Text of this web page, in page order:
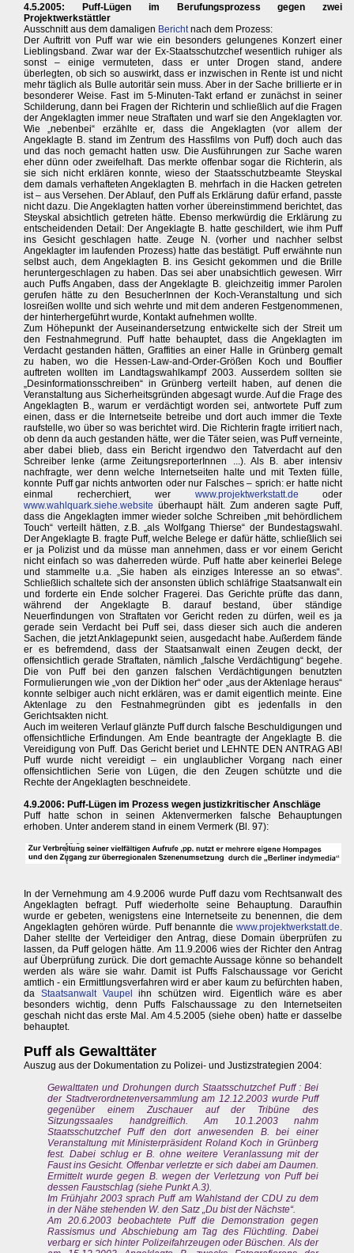
4.5.2005: Puff-Lügen im Berufungsprozess gegen zwei
Projektwerkstättler
Ausschnitt aus dem damaligen Berichtnach dem Prozess:
Der Auftritt von Puff war wie ein besonders gelungenes Konzert einer
Lieblingsband. Zwar war der Ex-Staatsschutzchef wesentlich ruhiger als
sonst – einige vermuteten, dass er unter Drogen stand, andere
überlegten, ob sich so auswirkt, dass er inzwischen in Rente ist und nicht
mehr täglich als Bulle autoritär sein muss. Aber in der Sache brillierte er in
besonderer Weise. Fast im 5-Minuten-Takt erfand er zunächst in seiner
Schilderung, dann bei Fragen der Richterin und schließlich auf die Fragen
der Angeklagten immer neue Straftaten und warf sie den Angeklagten vor.
Wie „nebenbei“ erzählte er, dass die Angeklagten (vor allem der
Angeklagte B. stand im Zentrum des Hassfilms von Puff) doch auch das
und das noch gemacht hatten usw. Die Ausführungen zur Sache waren
eher dünn oder zweifelhaft. Das merkte offenbar sogar die Richterin, als
sie sich nicht erklären konnte, wieso der Staatsschutzbeamte Steyskal
dem damals verhafteten Angeklagten B. mehrfach in die Hacken getreten
ist – aus Versehen. Der Ablauf, den Puff als Erklärung dafür erfand, passte
nicht dazu. Die Angeklagten hatten vorher übereinstimmend berichtet, das
Steyskal absichtlich getreten hätte. Ebenso merkwürdig die Erklärung zu
entscheidenden Detail: Der Angeklagte B. hatte geschildert, wie ihm Puff
ins Gesicht geschlagen hatte. Zeuge N. (vorher und nachher selbst
Angeklagter im laufenden Prozess) hatte das bestätigt. Puff erwähnte nun
selbst auch, dem Angeklagten B. ins Gesicht gekommen und die Brille
heruntergeschlagen zu haben. Das sei aber unabsichtlich gewesen. Wirr
auch Puffs Angaben, dass der Angeklagte B. gleichzeitig immer Parolen
gerufen hätte zu den BesucherInnen der Koch-Veranstaltung und sich
losreißen wollte und sich wehrte und mit dem anderen Festgenommenen,
der hinterhergeführt wurde, Kontakt aufnehmen wollte.
Zum Höhepunkt der Auseinandersetzung entwickelte sich der Streit um
den Festnahmegrund. Puff hatte behauptet, dass die Angeklagten im
Verdacht gestanden hätten, Graffities an einer Halle in Grünberg gemalt
zu haben, wo die Hessen-Law-and-Order-Größen Koch und Bouffier
auftreten wollten im Landtagswahlkampf 2003. Ausserdem sollten sie
„Desinformationsschreiben“ in Grünberg verteilt haben, auf denen die
Veranstaltung aus Sicherheitsgründen abgesagt wurde. Auf die Frage des
Angeklagten B., warum er verdächtigt worden sei, antwortete Puff zum
einen, dass er die Internetseite betreibe und dort auch immer die Texte
raufstelle, wo über so was berichtet wird. Die Richterin fragte irritiert nach,
ob denn da auch gestanden hätte, wer die Täter seien, was Puff verneinte,
aber dabei blieb, dass ein Bericht irgendwo den Tatverdacht auf den
Schreiber lenke (arme ZeitungsreporterInnen ...). Als B. aber intensiv
nachfragte, wer denn welche Internetseiten halte und mit Texten fülle,
konnte Puff gar nichts antworten oder nur Falsches – sprich: er hatte nicht
einmal recherchiert, wer www.projektwerkstatt.de oder
www.wahlquark.siehe.website überhaupt hält. Zum anderen sagte Puff,
dass die Angeklagten immer wieder solche Schreiben „mit behördlichem
Touch“ verteilt hätten, z.B. „als Wolfgang Thierse“ der Bundestagswahl.
Der Angeklagte B. fragte Puff, welche Belege er dafür hätte, schließlich sei
er ja Polizist und da müsse man annehmen, dass er vor einem Gericht
nicht einfach so was daherreden würde. Puff hatte aber keinerlei Belege
und stammelte u.a. „Sie haben als einziges Interesse an so etwas“.
Schließlich schaltete sich der ansonsten üblich schläfrige Staatsanwalt ein
und forderte ein Ende solcher Fragerei. Das Gerichte prüfte das dann,
während der Angeklagte B. darauf bestand, über ständige
Neuerfindungen von Straftaten vor Gericht reden zu dürfen, weil es ja
gerade sein Verdacht bei Puff sei, dass dieser sich auch die anderen
Sachen, die jetzt Anklagepunkt seien, ausgedacht habe. Außerdem fände
er es befremdend, dass der Staatsanwalt einen Zeugen deckt, der
offensichtlich gerade Straftaten, nämlich „falsche Verdächtigung“ begehe.
Die von Puff bei den ganzen falschen Verdächtigungen benutzten
Formulierungen wie „von der Diktion her“ oder „aus der Aktenlage heraus“
konnte selbiger auch nicht erklären, was er damit eigentlich meinte. Eine
Aktenlage zu den Festnahmegründen gibt es jedenfalls in den
Gerichtsakten nicht.
Auch im weiteren Verlauf glänzte Puff durch falsche Beschuldigungen und
offensichtliche Erfindungen. Am Ende beantragte der Angeklagte B. die
Vereidigung von Puff. Das Gericht beriet und LEHNTE DEN ANTRAG AB!
Puff wurde nicht vereidigt – ein unglaublicher Vorgang nach einer
offensichtlichen Serie von Lügen, die den Zeugen schützte und die
Rechte der Angeklagten beschneidete.
4.9.2006: Puff-Lügen im Prozess wegen justizkritischer Anschläge
Puff hatte schon in seinen Aktenvermerken falsche Behauptungen
erhoben. Unter anderem stand in einem Vermerk (Bl. 97):
In der Vernehmung am 4.9.2006 wurde Puff dazu vom Rechtsanwalt des
Angeklagten befragt. Puff wiederholte seine Behauptung. Daraufhin
wurde er gebeten, wenigstens eine Internetseite zu benennen, die dem
Angeklagten gehören würde. Puff benannte diewww.projektwerkstatt.de.
Daher stellte der Verteidiger den Antrag, diese Domain überprüfen zu
lassen, da Puff gelogen hätte. Am 11.9.2006 wies der Richter den Antrag
auf Überprüfung zurück. Die dort gemachte Aussage könne so behandelt
werden als wäre sie wahr. Damit ist Puffs Falschaussage vor Gericht
amtlich - ein Ermittlungsverfahren wird er aber kaum zu befürchten haben,
da Staatsanwalt Vaupel ihn schützen wird. Eigentlich wäre es aber
besonders wichtig, denn Puffs Falschaussage zu den Internetseiten
geschah nicht das erste Mal. Am 4.5.2005 (siehe oben) hatte er dasselbe
behauptet.
Puff als Gewalttäter
Auszug aus der Dokumentation zu Polizei- und Justizstrategien 2004:
Gewalttaten und Drohungen durch Staatsschutzchef Puff : Bei
der Stadtverordnetenversammlung am 12.12.2003 wurde Puff
gegenüber einem Zuschauer auf der Tribüne des
Sitzungssaales handgreiflich. Am 10.1.2003 nahm
Staatsschutzchef Puff den dort anwesenden B. bei einer
Veranstaltung mit Ministerpräsident Roland Koch in Grünberg
fest. Dabei schlug er B. ohne weitere Veranlassung mit der
Faust ins Gesicht. Offenbar verletzte er sich dabei am Daumen.
Ermittelt wurde gegen B. wegen der Verletzung von Puff bei
dessen Faustschlag (siehe Punkt A.3).
Im Frühjahr 2003 sprach Puff am Wahlstand der CDU zu dem
in der Nähe stehenden W. den Satz „Du bist der Nächste“.
Am 20.6.2003 beobachtete Puff die Demonstration gegen
Rassismus und Abschiebung am Tag des Flüchtling. Dabei
verbarg er sich hinter Polizeifahrzeugen oder Büschen. Als der